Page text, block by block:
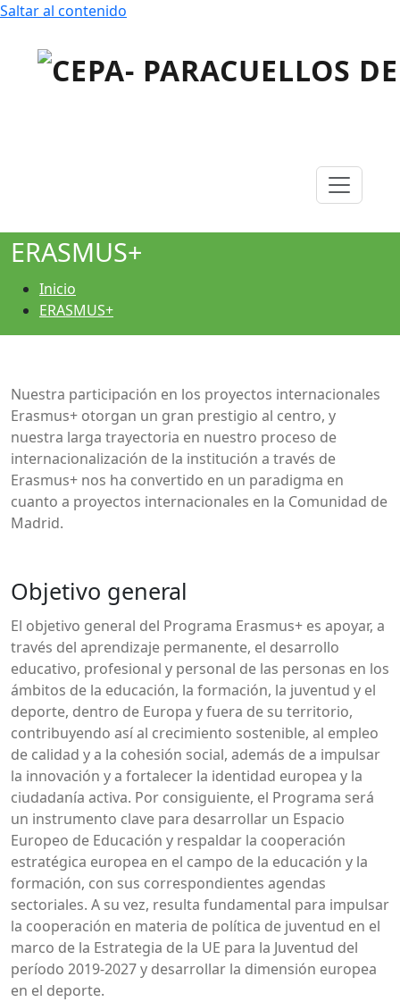
Saltar al contenido
ERASMUS+
Inicio
ERASMUS+
Nuestra participación en los proyectos internacionales
Erasmus+ otorgan un gran prestigio al centro, y
nuestra larga trayectoria en nuestro proceso de
internacionalización de la institución a través de
Erasmus+ nos ha convertido en un paradigma en
cuanto a proyectos internacionales en la Comunidad de
Madrid.
Objetivo general
El objetivo general del Programa Erasmus+ es apoyar, a
través del aprendizaje permanente, el desarrollo
educativo, profesional y personal de las personas en los
ámbitos de la educación, la formación, la juventud y el
deporte, dentro de Europa y fuera de su territorio,
contribuyendo así al crecimiento sostenible, al empleo
de calidad y a la cohesión social, además de a impulsar
la innovación y a fortalecer la identidad europea y la
ciudadanía activa. Por consiguiente, el Programa será
un instrumento clave para desarrollar un Espacio
Europeo de Educación y respaldar la cooperación
estratégica europea en el campo de la educación y la
formación, con sus correspondientes agendas
sectoriales. A su vez, resulta fundamental para impulsar
la cooperación en materia de política de juventud en el
marco de la Estrategia de la UE para la Juventud del
período 2019-2027 y desarrollar la dimensión europea
en el deporte.